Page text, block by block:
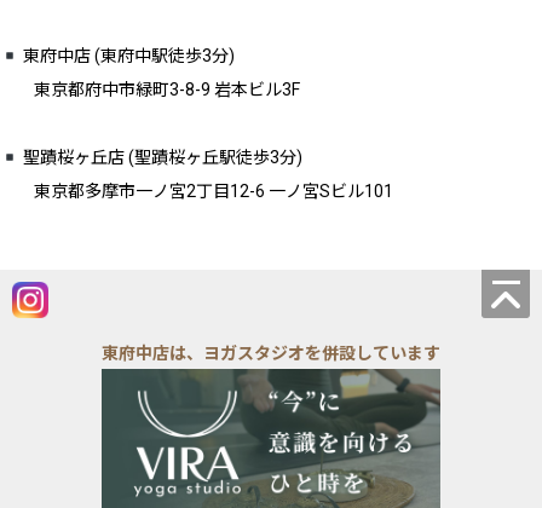
東府中店 (東府中駅徒歩3分)
東京都府中市緑町3-8-9 岩本ビル3F
聖蹟桜ヶ丘店 (聖蹟桜ヶ丘駅徒歩3分)
東京都多摩市一ノ宮2丁目12-6 一ノ宮Sビル101
東府中店は、ヨガスタジオを併設しています